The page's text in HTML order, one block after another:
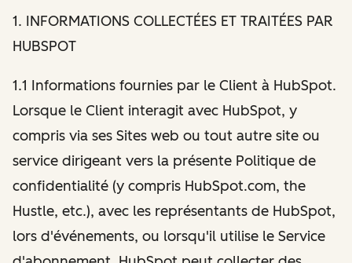
1. INFORMATIONS COLLECTÉES ET TRAITÉES PAR
HUBSPOT
1.1 Informations fournies par le Client à HubSpot.
Lorsque le Client interagit avec HubSpot, y
compris via ses Sites web ou tout autre site ou
service dirigeant vers la présente Politique de
confidentialité (y compris HubSpot.com, the
Hustle, etc.), avec les représentants de HubSpot,
lors d'événements, ou lorsqu'il utilise le Service